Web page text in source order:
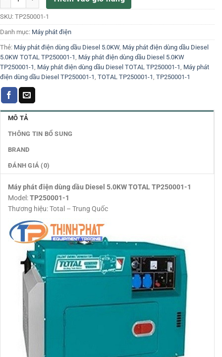
SKU: TP250001-1
Danh mục: Máy phát điện
Thẻ: Máy phát điện dùng dầu Diesel 5.0KW, Máy phát điện dùng dầu Diesel
5.0KW TOTAL TP250001-1, Máy phát điện dùng dầu Diesel 5.0KW
TP250001-1, Máy phát điện dùng dầu Diesel TOTAL TP250001-1, Máy phát
điện dùng dầu Diesel TP250001-1, TOTAL TP250001-1, TP250001-1
MÔ TẢ
THÔNG TIN BỔ SUNG
BRAND
ĐÁNH GIÁ (0)
Máy phát điện dùng dầu Diesel 5.0KW TOTAL TP250001-1
Model:TP250001-1
Thương hiệu: Total – Trung Quốc